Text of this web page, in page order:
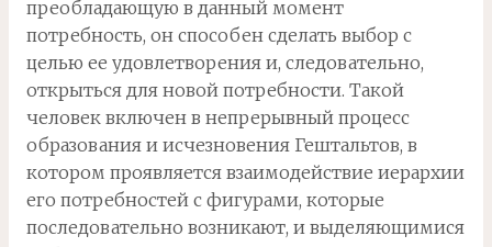
преобладающую в данный момент
потребность, он способен сделать выбор с
целью ее удовлетворения и, следовательно,
открыться для новой потребности. Такой
человек включен в непрерывный процесс
образования и исчезновения Гештальтов, в
котором проявляется взаимодействие иерархии
его потребностей с фигурами, которые
последовательно возникают, и выделяющимися